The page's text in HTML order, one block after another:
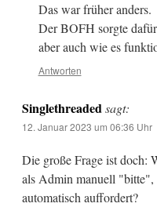
Das war früher anders.
Der BOFH sorgte
aber auch wie es
Antworten
Singlethreaded sagt:
12. Januar 2023 um 06:36 Uhr
Die große Frage ist doch:
als Admin manuell "bitte",
automatisch auffordert?